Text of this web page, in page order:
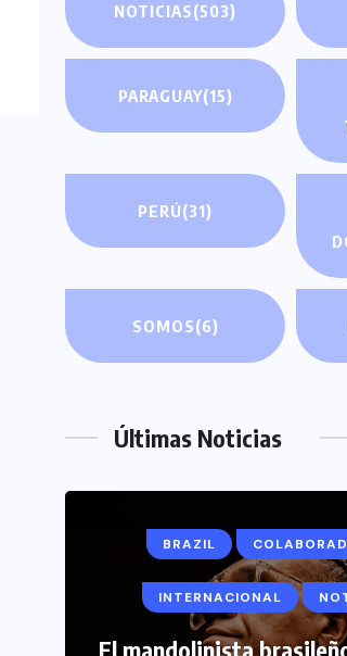
NOTICIAS(503)
PARAGUAY(15)
PERÚ(31)
SOMOS(6)
Últimas Noticias
BRAZIL
INTERNACIONAL
El mandolinista
COLABORADORES